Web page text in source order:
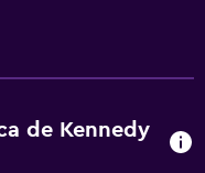
de Kennedy